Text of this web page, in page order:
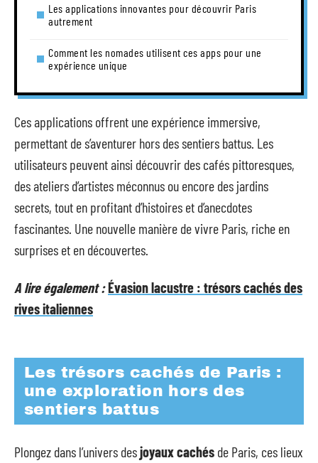
Les applications innovantes pour découvrir Paris
autrement
Comment les nomades utilisent ces apps pour une
expérience unique
Ces applications offrent une expérience immersive,
permettant de s’aventurer hors des sentiers battus. Les
utilisateurs peuvent ainsi découvrir des cafés pittoresques,
des ateliers d’artistes méconnus ou encore des jardins
secrets, tout en profitant d’histoires et d’anecdotes
fascinantes. Une nouvelle manière de vivre Paris, riche en
surprises et en découvertes.
A lire également :Évasion lacustre : trésors cachés des
rives italiennes
Les trésors cachés de Paris :
une exploration hors des
sentiers battus
Plongez dans l’univers desjoyaux cachés de Paris, ces lieux